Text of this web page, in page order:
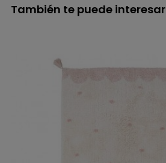
También te puede interesar